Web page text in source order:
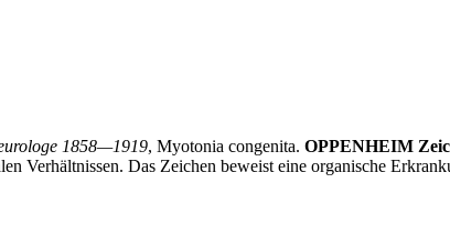
1858—1919, Myotonia congenita. OPPENHEIM
Verhältnissen. Das Zeichen beweist eine organische